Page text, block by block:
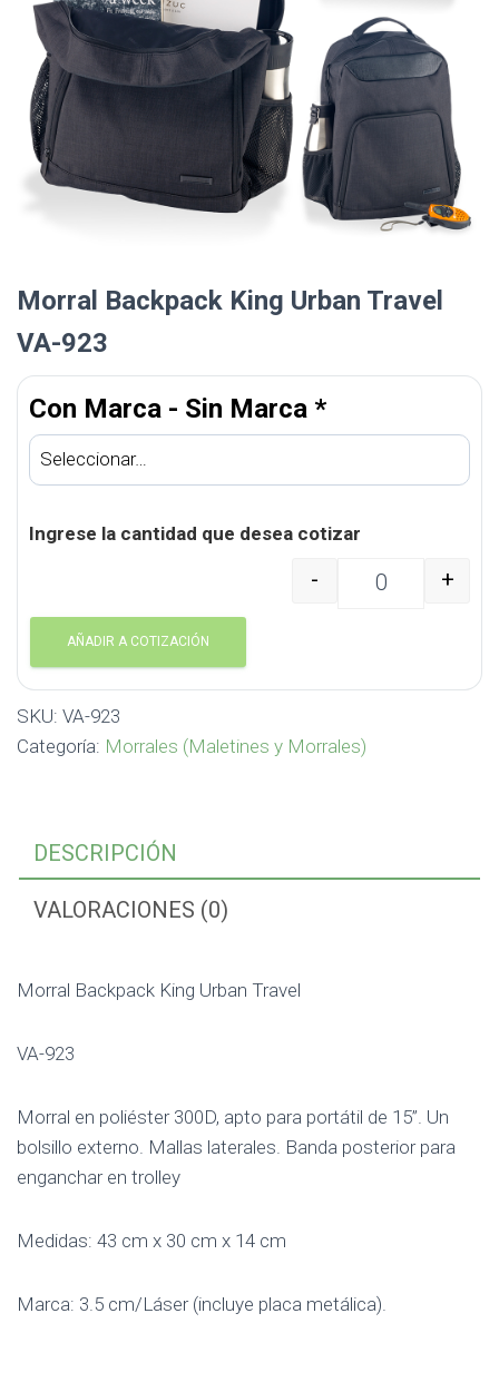
Morral Backpack King Urban Travel
VA-923
Con Marca - Sin Marca *
Ingrese la cantidad que desea cotizar
Morral Backpack King
- +
AÑADIR A COTIZACIÓN
SKU: VA-923
Categoría: Morrales (Maletines y Morrales)
DESCRIPCIÓN
VALORACIONES (0)
Morral Backpack King Urban Travel
VA-923
Morral en poliéster 300D, apto para portátil de 15”. Un
bolsillo externo. Mallas laterales. Banda posterior para
enganchar en trolley
Medidas: 43 cm x 30 cm x 14 cm
Marca: 3.5 cm/Láser (incluye placa metálica).